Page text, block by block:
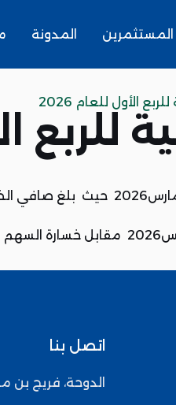
المدونة
الأول للعام 2026
اتصل بنا
الدوحة، فريج بن